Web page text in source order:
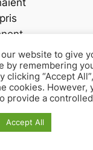
dit-on „to
website to give
by remembering
clicking “Accept
cookies. However,
provide a
Accept All